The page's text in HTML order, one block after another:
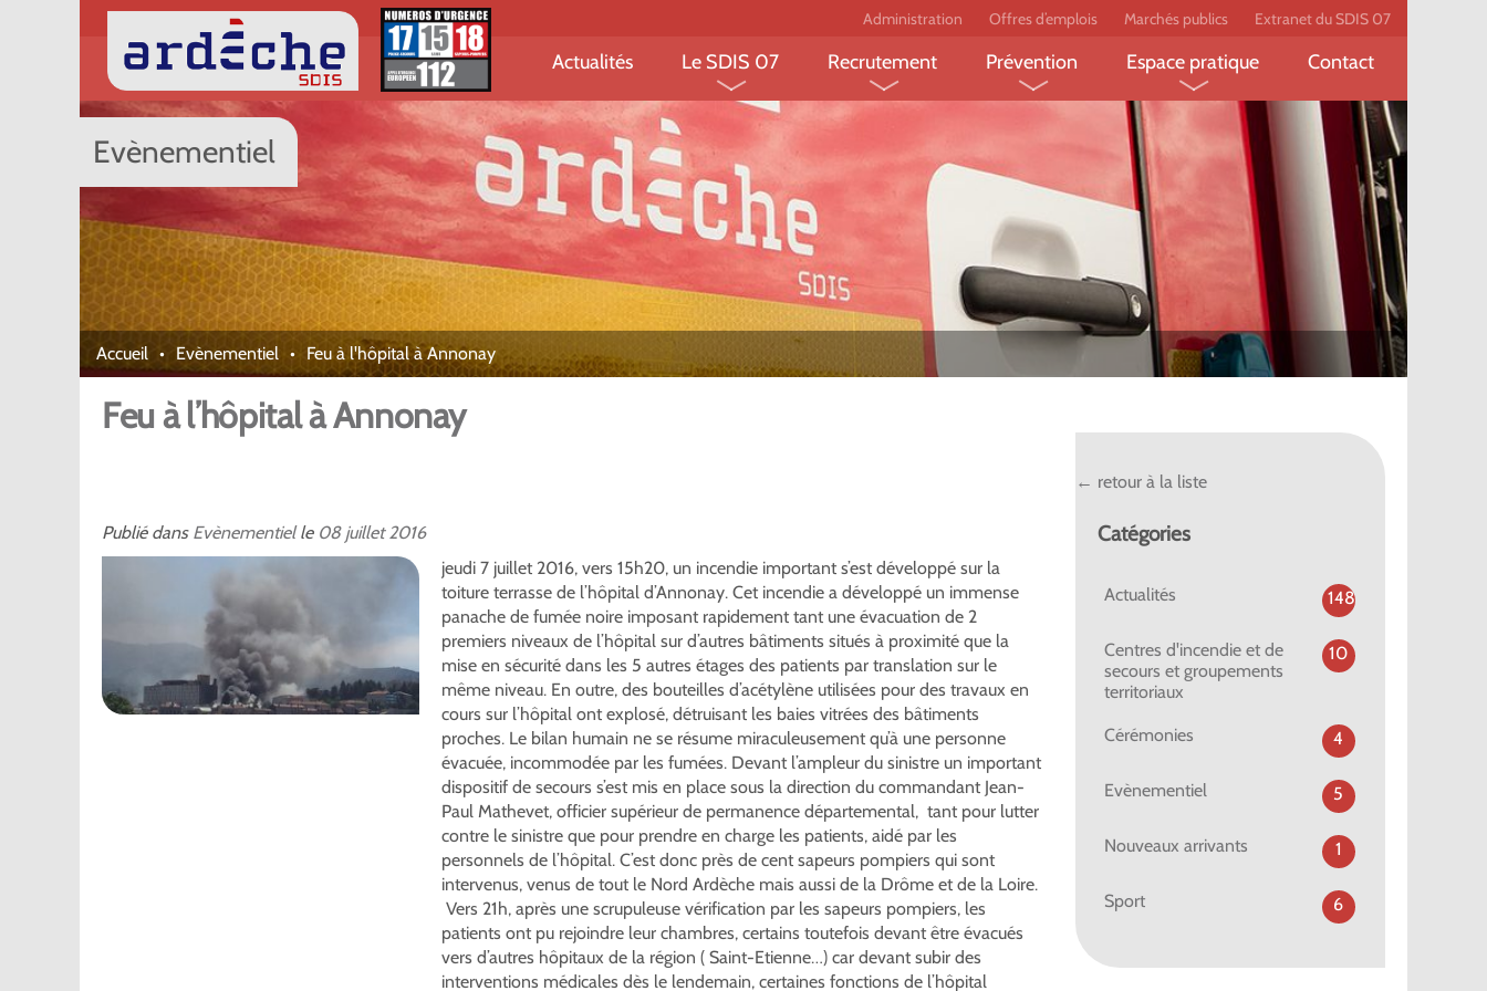
Administration Offres d’emplois Marchés publics Extranet du SDIS 07
Actualités Le SDIS 07
Le département et ses
risques
L’organisation fonctionnelle
et territoriale
Les missions des sapeurs-
pompiers
Les chiffres clés
Recrutement
Devenir sapeur-pompier
professionnel ?
Devenir sapeur-pompier
volontaire ?
Devenir jeune sapeur-
pompier?
Devenir personnel
Prévention
Prévention des risques
domestiques
Secourisme
Espace pratique
Écobuage
Établissement recevant du
public
Le label employeur
Contact
Evènementiel
Accueil Evènementiel Feu à l'hôpital à Annonay
Feu à l’hôpital à Annonay
Publié dans Evènementielle 08 juillet 2016
jeudi 7 juillet 2016, vers 15h20, un incendie important s’est développé sur la
toiture terrasse de l’hôpital d’Annonay. Cet incendie a développé un immense
panache de fumée noire imposant rapidement tant une évacuation de 2
premiers niveaux de l’hôpital sur d’autres bâtiments situés à proximité que la
mise en sécurité dans les 5 autres étages des patients par translation sur le
même niveau. En outre, des bouteilles d’acétylène utilisées pour des travaux en
cours sur l’hôpital ont explosé, détruisant les baies vitrées des bâtiments
proches. Le bilan humain ne se résume miraculeusement qu’à une personne
évacuée, incommodée par les fumées. Devant l’ampleur du sinistre un important
dispositif de secours s’est mis en place sous la direction du commandant Jean-
Paul Mathevet, officier supérieur de permanence départemental, tant pour lutter
contre le sinistre que pour prendre en charge les patients, aidé par les
personnels de l’hôpital. C’est donc près de cent sapeurs pompiers qui sont
intervenus, venus de tout le Nord Ardèche mais aussi de la Drôme et de la Loire.
Vers 21h, après une scrupuleuse vérification par les sapeurs pompiers, les
patients ont pu rejoindre leur chambres, certains toutefois devant être évacués
vers d’autres hôpitaux de la région ( Saint-Etienne…) car devant subir des
interventions médicales dès le lendemain, certaines fonctions de l’hôpital
← retour à la liste
Catégories
Actualités 148
Centres d'incendie et de
secours et groupements
territoriaux
10
Cérémonies 4
Evènementiel 5
Nouveaux arrivants 1
Sport 6